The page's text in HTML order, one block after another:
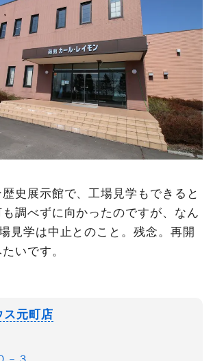
史展示館で、工場見学もできると
調べずに向かったのですが、なん
見学は中止とのこと。残念。再開
いです。
ス元町店